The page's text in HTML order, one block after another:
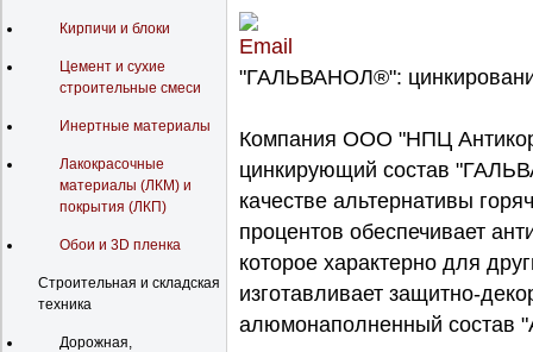
Кирпичи и блоки
Цемент и сухие
строительные смеси
Инертные материалы
Лакокрасочные
материалы (ЛКМ) и
покрытия (ЛКП)
Обои и 3D пленка
Строительная и складская
техника
Дорожная,
"ГАЛЬВАНОЛ®":
Компания ООО "НПЦ
цинкирующий состав
качестве альтернативы
процентов обеспечивает
которое характерно для
изготавливает защитно-
алюмонаполненный